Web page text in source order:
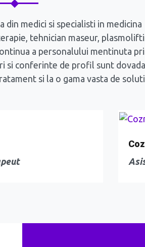
din medici si specialisti in medicina
tehnician maseur,
a personalului mentinuta
si conferinte de profil sunt dovada
si la o gama vasta de